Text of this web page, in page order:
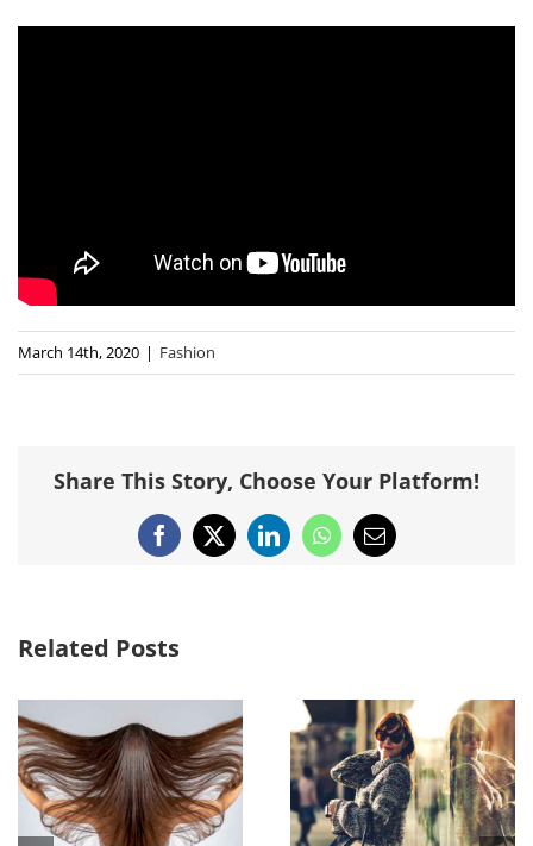
March 14th, 2020 | Fashion
Share This Story, Choose Your Platform!
Facebook
X LinkedInWhatsApp
Email
Related Posts